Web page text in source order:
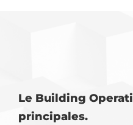
Le Building
principales.